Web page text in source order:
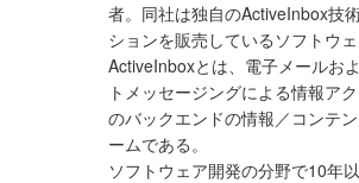
者。同社は独自のActiveInbox技
ションを販売しているソフトウェ
ActiveInboxとは、電子メールお
トメッセージングによる情報ア
のバックエンドの情報／コンテ
ームである。
ソフトウェア開発の分野で10年